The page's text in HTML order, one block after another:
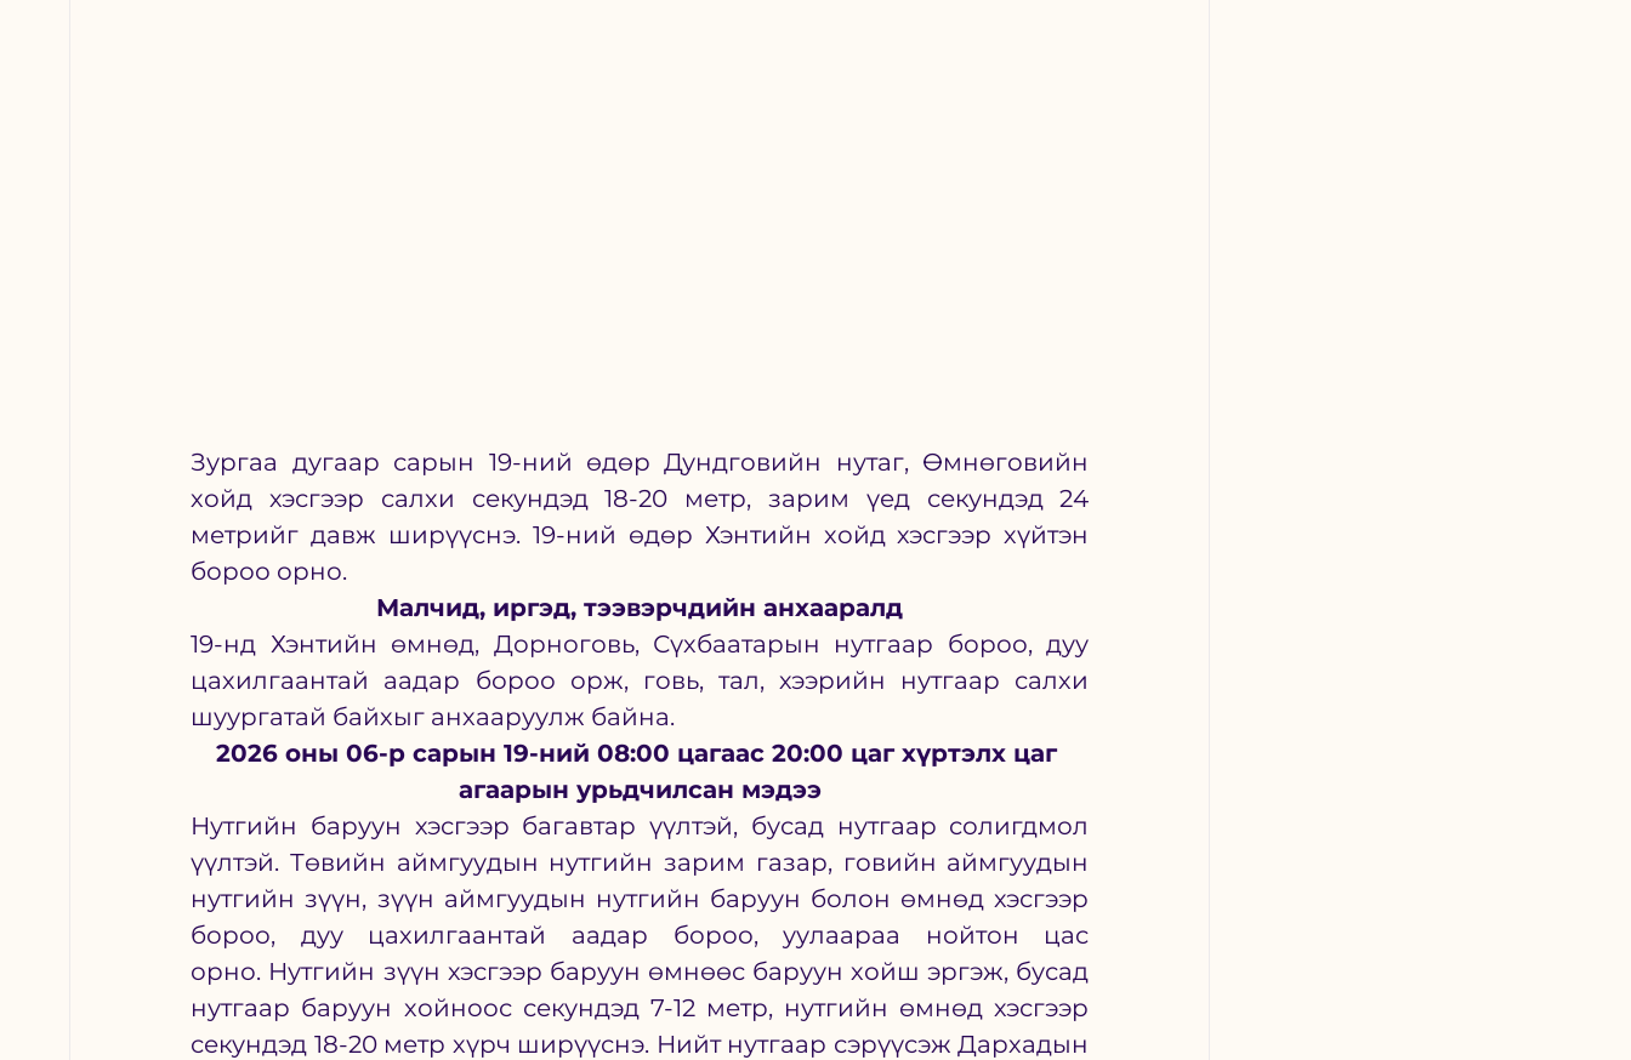
Зургаа дугаар сарын 19-ний өдөр Дундговийн нутаг, Өмнөговийн
хойд хэсгээр салхи секундэд 18-20 метр, зарим үед секундэд 24
метрийг давж ширүүснэ. 19-ний өдөр Хэнтийн хойд хэсгээр хүйтэн
бороо орно.
Малчид, иргэд, тээвэрчдийн анхааралд
19-нд Хэнтийн өмнөд, Дорноговь, Сүхбаатарын нутгаар бороо, дуу
цахилгаантай аадар бороо орж, говь, тал, хээрийн нутгаар салхи
шуургатай байхыг анхааруулж байна.
2026 оны 06-р сарын 19-ний 08:00 цагаас 20:00 цаг хүртэлх цаг
агаарын урьдчилсан мэдээ
Нутгийн баруун хэсгээр багавтар үүлтэй, бусад нутгаар солигдмол
үүлтэй. Төвийн аймгуудын нутгийн зарим газар, говийн аймгуудын
нутгийн зүүн, зүүн аймгуудын нутгийн баруун болон өмнөд хэсгээр
бороо, дуу цахилгаантай аадар бороо, уулаараа нойтон цас
орно. Нутгийн зүүн хэсгээр баруун өмнөөс баруун хойш эргэж, бусад
нутгаар баруун хойноос секундэд 7-12 метр, нутгийн өмнөд хэсгээр
секундэд 18-20 метр хүрч ширүүснэ. Нийт нутгаар сэрүүсэж Дархадын